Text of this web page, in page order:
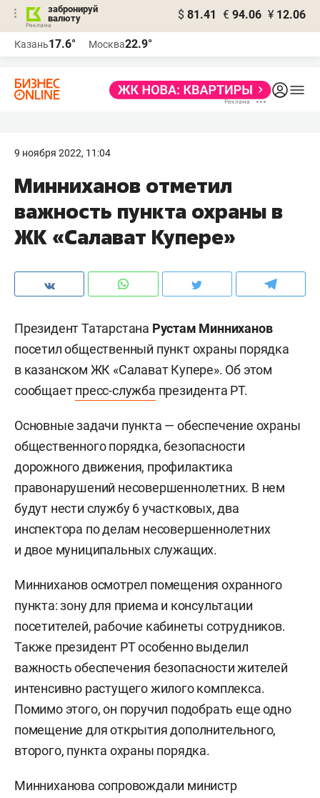
забронируй
валюту
$ 81.41 € 94.06 ¥ 12.06
Казань17.6° Москва22.9°
9 ноября 2022, 11:04
Минниханов отметил
важность пункта охраны в
ЖК «Салават Купере»
Президент Татарстана Рустам Минниханов
посетил общественный пункт охраны порядка
в казанском ЖК «Салават Купере». Об этом
сообщаетпресс-служба президента РТ.
Основные задачи пункта — обеспечение охраны
общественного порядка, безопасности
дорожного движения, профилактика
правонарушений несовершеннолетних. В нем
будут нести службу 6 участковых, два
инспектора по делам несовершеннолетних
и двое муниципальных служащих.
Минниханов осмотрел помещения охранного
пункта: зону для приема и консультации
посетителей, рабочие кабинеты сотрудников.
Также президент РТ особенно выделил
важность обеспечения безопасности жителей
интенсивно растущего жилого комплекса.
Помимо этого, он поручил подобрать еще одно
помещение для открытия дополнительного,
второго, пункта охраны порядка.
Минниханова сопровождали министр